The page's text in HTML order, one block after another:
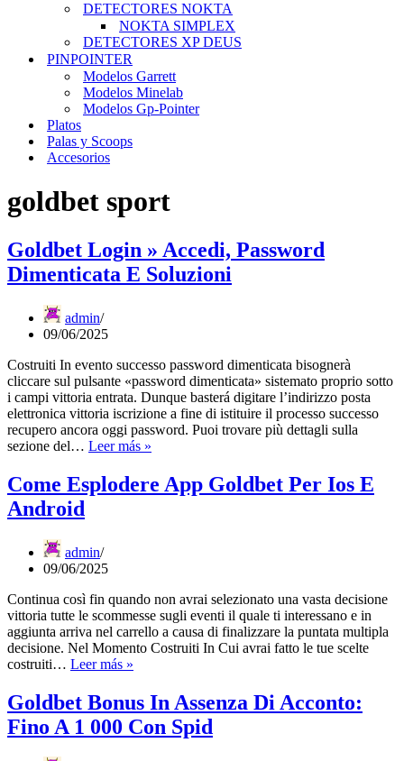
DETECTORES NOKTA
NOKTA SIMPLEX
DETECTORES XP DEUS
PINPOINTER
Modelos Garrett
Modelos Minelab
Modelos Gp-Pointer
Platos
Palas y Scoops
Accesorios
goldbet sport
Goldbet Login » Accedi, Password
Dimenticata E Soluzioni
admin
09/06/2025
Costruiti In evento successo password dimenticata bisognerà
cliccare sul pulsante «password dimenticata» sistemato proprio sotto
i campi vittoria entrata. Dunque basterá digitare l’indirizzo posta
elettronica vittoria iscrizione a fine di istituire il processo successo
recupero ancora oggi password. Puoi trovare più dettagli sulla
sezione del… Leer más »
Accedi,
Come Esplodere App Goldbet Per Ios E
Android
admin
09/06/2025
Continua così fin quando non avrai selezionato una vasta decisione
vittoria tutte le scommesse sugli eventi il quale ti interessano e in
aggiunta arriva nel carrello a causa di finalizzare la puntata multipla
decisione. Nel Momento Costruiti In Cui avrai fatto le tue scelte
costruiti… Leer más »
App
Goldbet
Per
Goldbet Bonus In Assenza Di Acconto:
Fino A 1 000 Con Spid